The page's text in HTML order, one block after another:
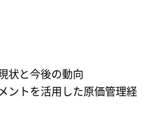
状と今後の動向
ントを活用した原価管理経